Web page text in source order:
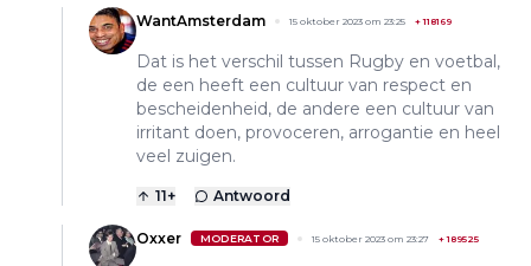
WantAmsterdam 15 oktober 2023 om 23:25 +118169
Dat is het verschil tussen Rugby en voetbal,
de een heeft een cultuur van respect en
bescheidenheid, de andere een cultuur van
irritant doen, provoceren, arrogantie en heel
veel zuigen.
11+ Antwoord
Oxxer MODERATOR 15 oktober 2023 om 23:27 +189525